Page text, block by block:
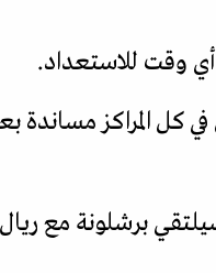
أي وقت للاستعداد.
في كل المراكز
أن يلتقي ريال مدريد حامل اللقب مع بلنسية غدا الأربعاء